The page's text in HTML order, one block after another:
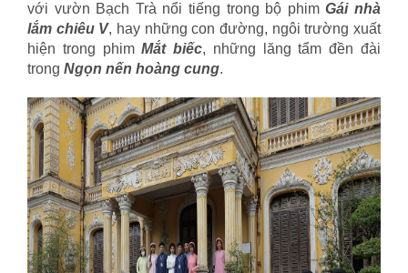
với vườn Bạch Trà nổi tiếng trong bộ phimGái nhà
lắm chiêu V, hay những con đường, ngôi trường xuất
hiện trong phimMắt biếc, những lăng tẩm đền đài
trong Ngọn nến hoàng cung.